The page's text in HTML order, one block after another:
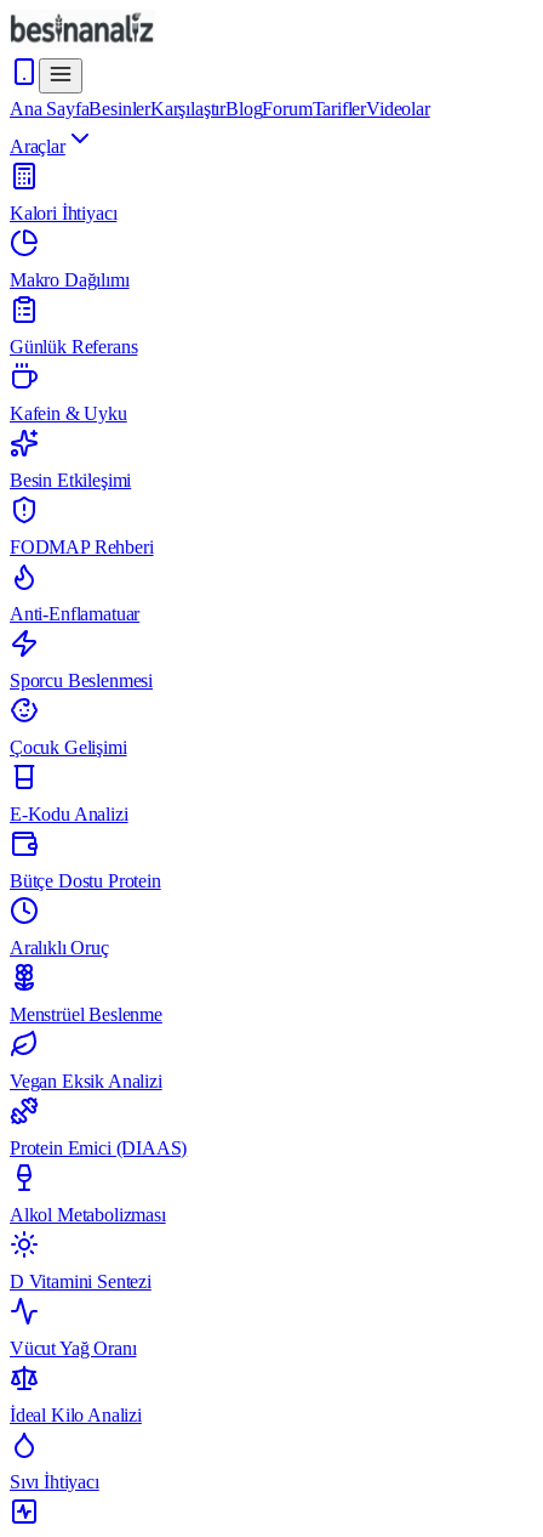
Ana SayfaBesinlerKarşılaştırBlogForumTariflerVideolar
Araçlar
Kalori İhtiyacı
Makro Dağılımı
Günlük Referans
Kafein & Uyku
Besin Etkileşimi
FODMAP Rehberi
Anti-Enflamatuar
Sporcu Beslenmesi
Çocuk Gelişimi
E-Kodu Analizi
Bütçe Dostu Protein
Aralıklı Oruç
Menstrüel Beslenme
Vegan Eksik Analizi
Protein Emici (DIAAS)
Alkol Metabolizması
D Vitamini Sentezi
Vücut Yağ Oranı
İdeal Kilo Analizi
Sıvı İhtiyacı